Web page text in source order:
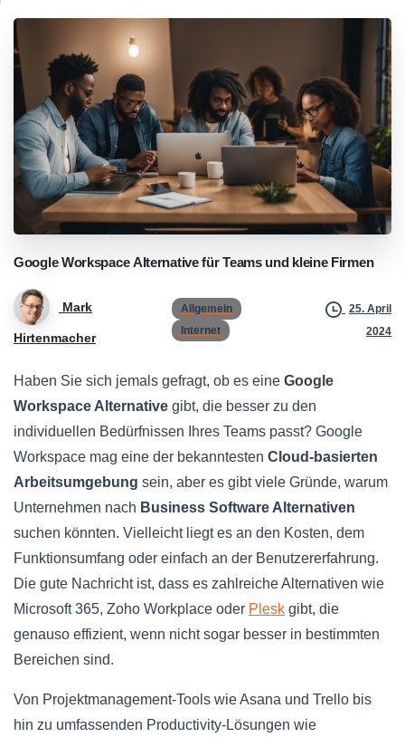
Google Workspace Alternative für Teams und kleine Firmen
Mark
Hirtenmacher
Allgemein
Internet
25. April
2024
Haben Sie sich jemals gefragt, ob es eine Google
Workspace Alternative gibt, die besser zu den
individuellen Bedürfnissen Ihres Teams passt? Google
Workspace mag eine der bekanntesten Cloud-basierten
Arbeitsumgebung sein, aber es gibt viele Gründe, warum
Unternehmen nach Business Software Alternativen
suchen könnten. Vielleicht liegt es an den Kosten, dem
Funktionsumfang oder einfach an der Benutzererfahrung.
Die gute Nachricht ist, dass es zahlreiche Alternativen wie
Microsoft 365, Zoho Workplace oder Plesk gibt, die
genauso effizient, wenn nicht sogar besser in bestimmten
Bereichen sind.
Von Projektmanagement-Tools wie Asana und Trello bis
hin zu umfassenden Productivity-Lösungen wie